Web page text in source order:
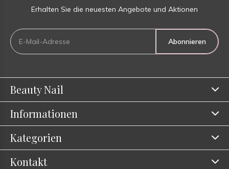
Erhalten Sie die neuesten Angebote und Aktionen
Abonnieren
Beauty Nail
Informationen
Kategorien
Kontakt